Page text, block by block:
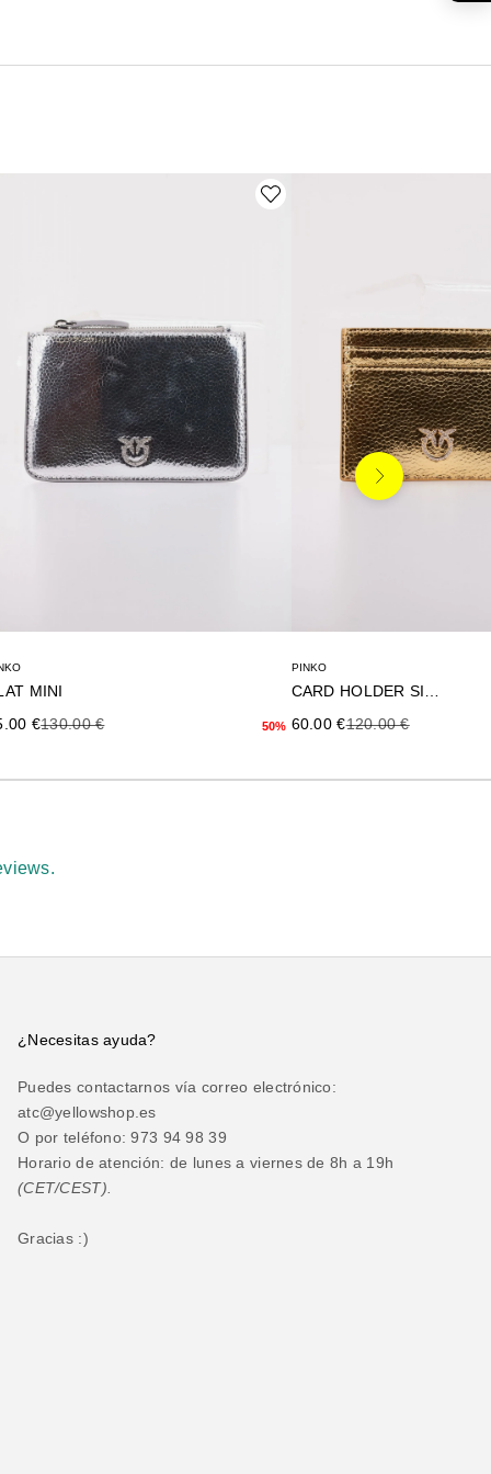
MINI
de oferta
€Precio anterior
130.00 € 50%
PINKO
Precio de oferta
60.00 €Precio anterior
120.00 €
Siguiente
¿Necesitas ayuda?
Puedes contactarnos vía correo electrónico:
atc@yellowshop.es
O por teléfono: 973 94 98 39
Horario de atención: de lunes a viernes de 8h a 19h
(CET/CEST).
Gracias :)